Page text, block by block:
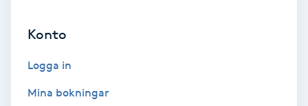
Hårförlängning
Konto
Logga in
Mina bokningar